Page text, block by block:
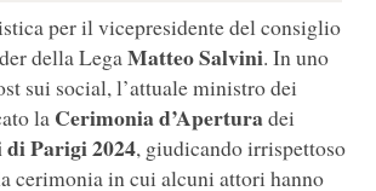
per il vicepresidente del consiglio
della LegaMatteo Salvini. In uno
sui social, l’attuale ministro dei
la Cerimonia d’Aperturadei
Parigi 2024, giudicando irrispettoso
cerimonia in cui alcuni attori hanno